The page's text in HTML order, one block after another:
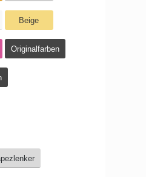
Beige
Originalfarben